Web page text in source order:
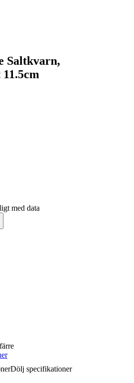
Saltkvarn,
med data
Dölj specifikationer